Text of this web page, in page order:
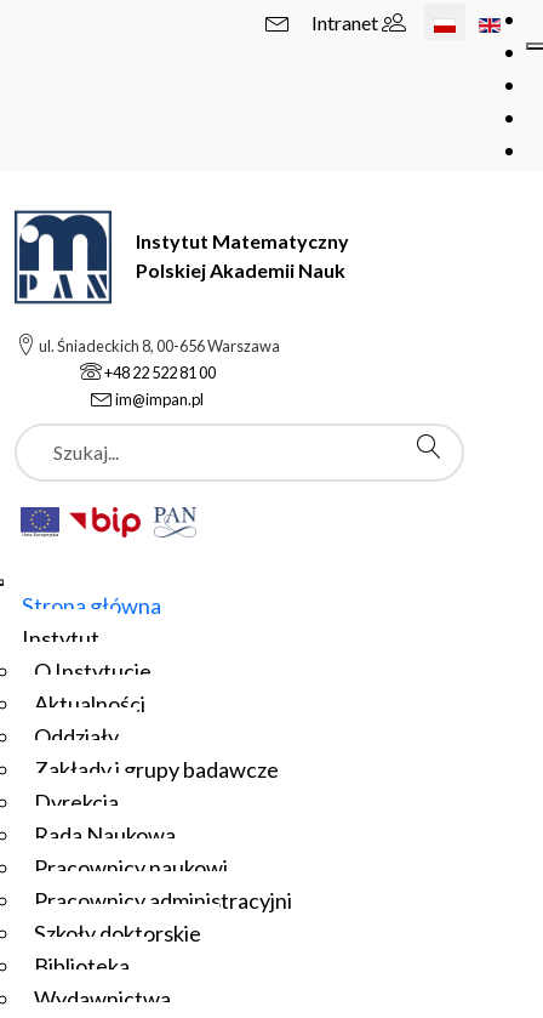
Wybierz swój
Intranet
Instytut Matematyczny
Polskiej Akademii Nauk
ul. Śniadeckich 8, 00-656 Warszawa
+48 22 522 81 00
im@impan.pl
Szukaj
Strona główna
Instytut
O Instytucie
Aktualności
Oddziały
Zakłady i grupy badawcze
Dyrekcja
Rada Naukowa
Pracownicy naukowi
Pracownicy administracyjni
Szkoły doktorskie
Biblioteka
Wydawnictwa